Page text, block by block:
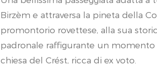
Birzèm e attraversa la pineta della
promontorio rovettese, alla sua
padronale raffigurante un momento
chiesa del Crést, ricca di ex voto.